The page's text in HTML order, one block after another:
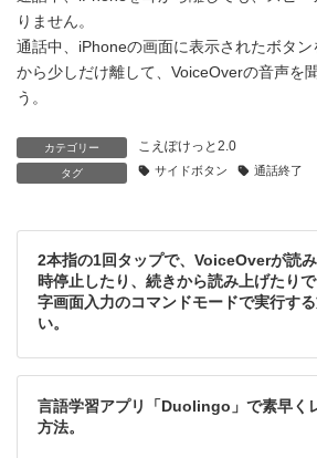
りません。
通話中、iPhoneの画面に表示されたボタ
から少しだけ離して、VoiceOverの音声を
う。
カテゴリー こえぽけっと2.0
タグ サイドボタン 通話終了
2本指の1回タップで、VoiceOverが読
時停止したり、続きから読み上げたり
字画面入力のコマンドモードで実行す
い。
言語学習アプリ「Duolingo」で素早く
方法。